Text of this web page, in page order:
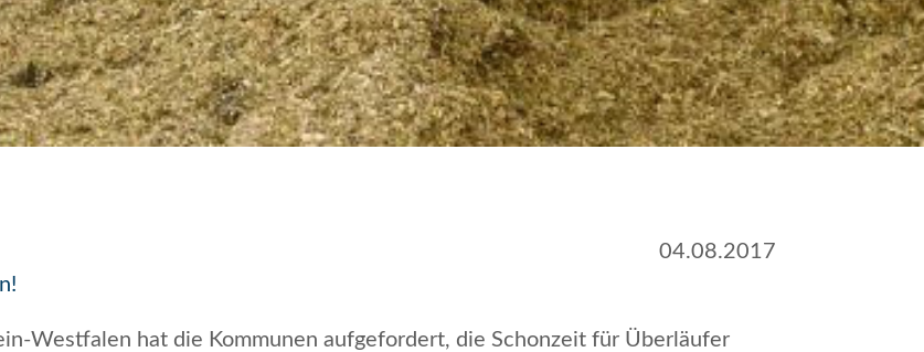
04.08.2017
Westfalen hat die Kommunen aufgefordert, die Schonzeit für Überläufer